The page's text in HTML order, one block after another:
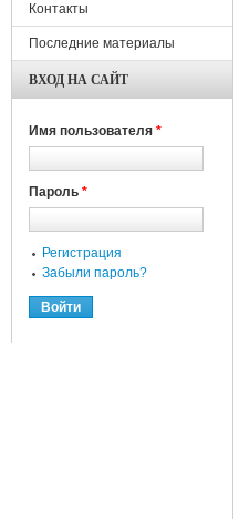
Контакты
Последние материалы
ВХОД НА САЙТ
Имя пользователя *
Пароль *
Регистрация
Забыли пароль?